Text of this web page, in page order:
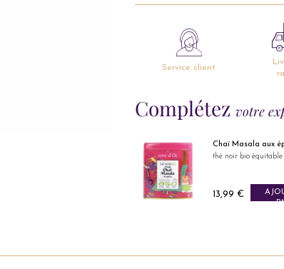
Service client
Complétez votre
Chaï Masala aux épices
thé noir bio équitable FFL
Prix
13,99 €
AJOUTER AU